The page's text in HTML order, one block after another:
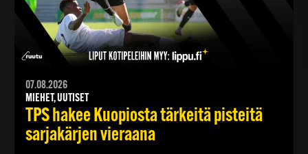
07.08.2026
MIEHET, UUTISET
TPS hakee Kuopiosta tärkeitä pisteitä
sarjakärjen vieraana